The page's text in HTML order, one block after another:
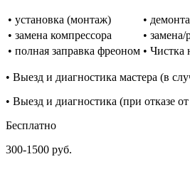
• установка (монтаж)
•
• замена компрессора
•
• полная заправка фреоном • Чистка
• Выезд и диагностика мастера (в
• Выезд и диагностика (при отказе
Бесплатно
300-1500 руб.